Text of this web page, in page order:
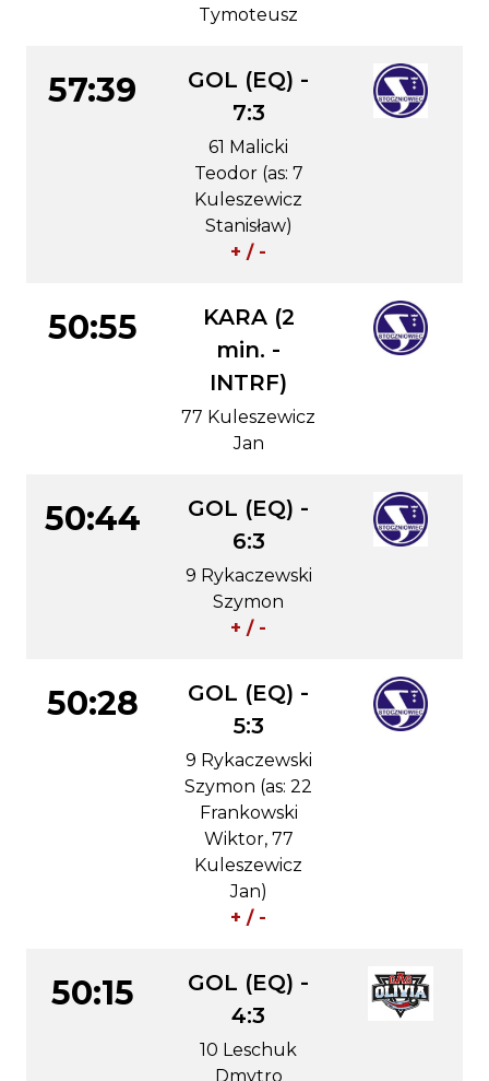
Tymoteusz
57:39
GOL (EQ) -
7:3
61 Malicki
Teodor (as: 7
Kuleszewicz
Stanisław)
+ / -
50:55
KARA (2
min. -
INTRF)
77 Kuleszewicz
Jan
50:44
GOL (EQ) -
6:3
9 Rykaczewski
Szymon
+ / -
50:28
GOL (EQ) -
5:3
9 Rykaczewski
Szymon (as: 22
Frankowski
Wiktor, 77
Kuleszewicz
Jan)
+ / -
50:15
GOL (EQ) -
4:3
10 Leschuk
Dmytro